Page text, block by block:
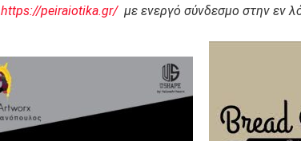
https://peiraiotika.gr/με ενεργό σύνδεσμο στην εν